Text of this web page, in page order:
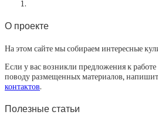
О проекте
На этом сайте мы собираем интересные
Если у вас возникли предложения к
поводу размещенных материалов,
контактов.
Полезные статьи